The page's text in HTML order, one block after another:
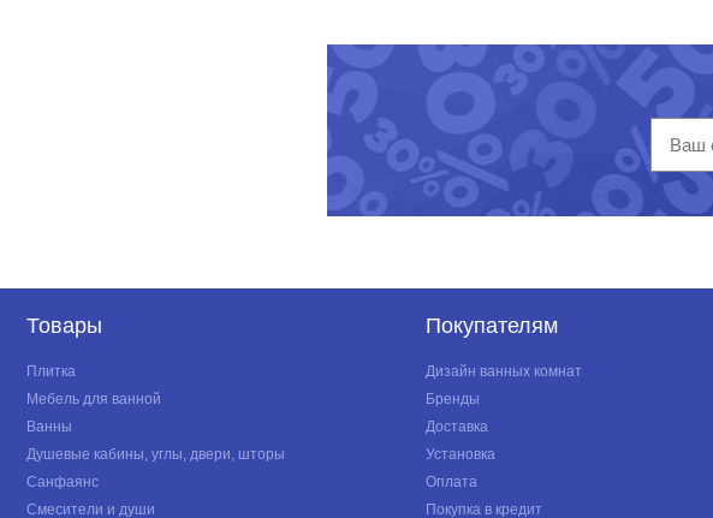
Товары
Плитка
Мебель для ванной
Ванны
Душевые кабины, углы, двери, шторы
Санфаянс
Смесители и души
Покупателям
Дизайн ванных комнат
Бренды
Доставка
Установка
Оплата
Покупка в кредит